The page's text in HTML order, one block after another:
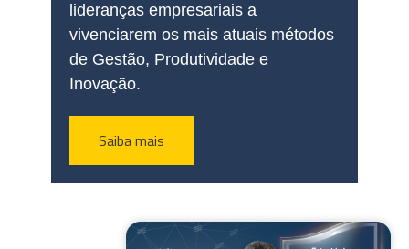
lideranças empresariais a
vivenciarem os mais atuais métodos
de Gestão, Produtividade e
Inovação.
Saiba mais